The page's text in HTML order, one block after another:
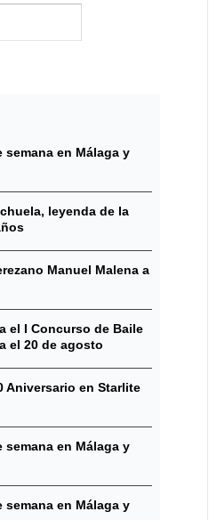
en Málaga y
leyenda de la
Manuel Malena a
el I Concurso de Baile
el 20 de agosto
Aniversario en Starlite
en Málaga y
en Málaga y